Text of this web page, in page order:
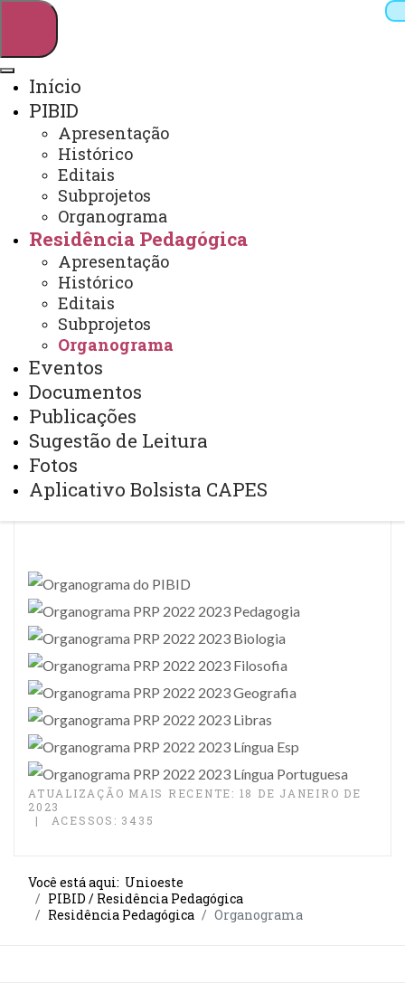
Webmail Sistemas
Arquivo Virtual
Início
PIBID
Apresentação
Histórico
Editais
Subprojetos
Organograma
Residência Pedagógica
Apresentação
Histórico
Editais
Subprojetos
Organograma
Eventos
Documentos
Publicações
Sugestão de Leitura
Fotos
Aplicativo Bolsista CAPES
ORGANOGRAMA
Você está aqui:
PIBID / Residência Pedagógica
Residência Pedagógica
Organograma
ATUALIZAÇÃO MAIS RECENTE: 18 DE JANEIRO DE
2023
ACESSOS: 3435
Você está aqui: Unioeste
PIBID / Residência Pedagógica
Residência Pedagógica
Organograma